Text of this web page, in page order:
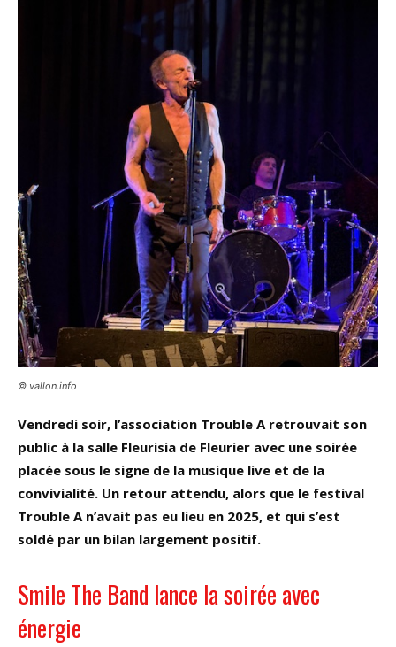
© vallon.info
Vendredi soir, l’association Trouble A retrouvait son
public à la salle Fleurisia de Fleurier avec une soirée
placée sous le signe de la musique live et de la
convivialité. Un retour attendu, alors que le festival
Trouble A n’avait pas eu lieu en 2025, et qui s’est
soldé par un bilan largement positif.
Smile The Band lance la soirée avec
énergie